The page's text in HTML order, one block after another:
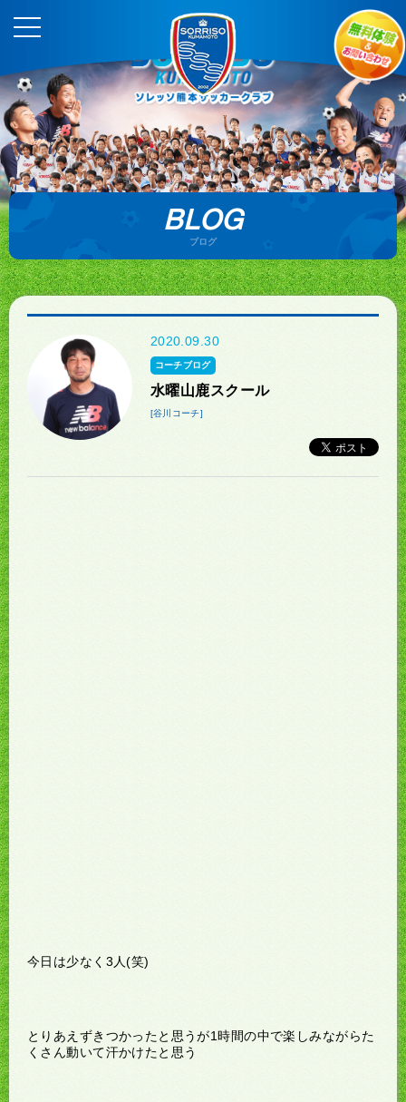
BLOG
ブログ
2020.09.30
コーチブログ
水曜山鹿スクール
[谷川コーチ]
今日は少なく3人(笑)
とりあえずきつかったと思うが1時間の中で楽しみながらた
くさん動いて汗かけたと思う